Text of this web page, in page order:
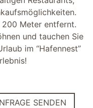
Meter entfernt.
und tauchen Sie
im “Hafennest”
SENDEN